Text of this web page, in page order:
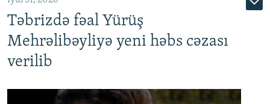
Təbrizdə fəal Yürüş
Mehrəlibəyliyə yeni həbs cəzası
verilib